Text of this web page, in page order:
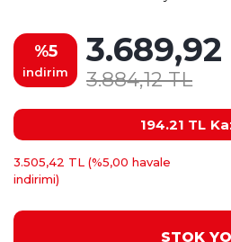
%5
indirim
3.689,92
3.884,12 TL
194.21 TL
3.505,42 TL (%5,00 havale
indirimi)
STOK